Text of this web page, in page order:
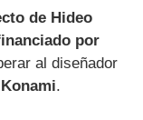
de Hideo
por
al diseñador
Konami.